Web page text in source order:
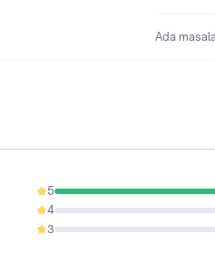
Ada
5
100%
4
0%
3
0%